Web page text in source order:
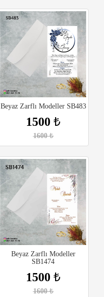
Beyaz Zarflı Modeller SB483
1500 ₺
1600₺
Beyaz Zarflı Modeller
SB1474
1500 ₺
1600₺